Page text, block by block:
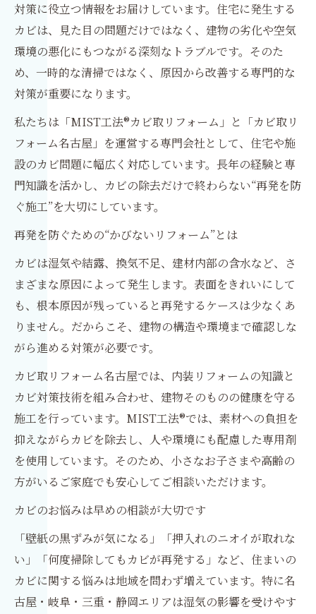
対策に役立つ情報をお届けしています。住宅に発生する
カビは、見た目の問題だけではなく、建物の劣化や空気
環境の悪化にもつながる深刻なトラブルです。そのた
め、一時的な清掃ではなく、原因から改善する専門的な
対策が重要になります。
私たちは「MIST工法®カビ取リフォーム」と「カビ取リ
フォーム名古屋」を運営する専門会社として、住宅や施
設のカビ問題に幅広く対応しています。長年の経験と専
門知識を活かし、カビの除去だけで終わらない“再発を防
ぐ施工”を大切にしています。
再発を防ぐための“かびないリフォーム”とは
カビは湿気や結露、換気不足、建材内部の含水など、さ
まざまな原因によって発生します。表面をきれいにして
も、根本原因が残っていると再発するケースは少なくあ
りません。だからこそ、建物の構造や環境まで確認しな
がら進める対策が必要です。
カビ取リフォーム名古屋では、内装リフォームの知識と
カビ対策技術を組み合わせ、建物そのものの健康を守る
施工を行っています。MIST工法®では、素材への負担を
抑えながらカビを除去し、人や環境にも配慮した専用剤
を使用しています。そのため、小さなお子さまや高齢の
方がいるご家庭でも安心してご相談いただけます。
カビのお悩みは早めの相談が大切です
「壁紙の黒ずみが気になる」「押入れのニオイが取れな
い」「何度掃除してもカビが再発する」など、住まいの
カビに関する悩みは地域を問わず増えています。特に名
古屋・岐阜・三重・静岡エリアは湿気の影響を受けやす